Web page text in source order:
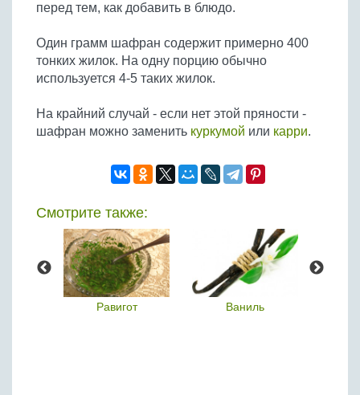
перед тем, как добавить в блюдо.
Один грамм шафран содержит примерно 400
тонких жилок. На одну порцию обычно
используется 4-5 таких жилок.
На крайний случай - если нет этой пряности -
шафран можно заменить куркумой или карри.
Смотрите также:
Равигот Ваниль